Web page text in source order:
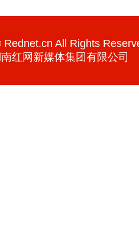
All Rights
红网新媒体集团有限公司